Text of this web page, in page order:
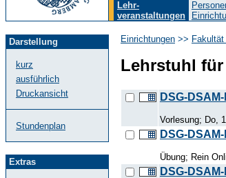
Lehr-
veranstaltungen
Darstellung
kurz
ausführlich
Druckansicht
Stundenplan
Extras
Einrichtungen >>
Lehrstuhl
DSG-
Vorlesung; Do,
DSG-
Übung; Rein
DSG-